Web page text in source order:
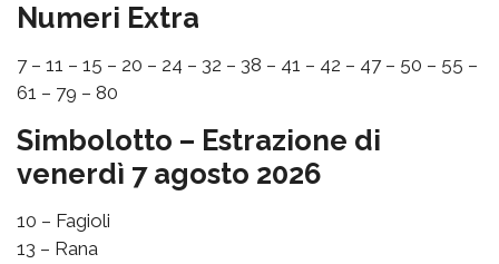
Numeri Extra
7 – 11 – 15 – 20 – 24 – 32 – 38 – 41 – 42 – 47 – 50 – 55 –
61 – 79 – 80
Simbolotto – Estrazione di
venerdì 7 agosto 2026
10 – Fagioli
13 – Rana